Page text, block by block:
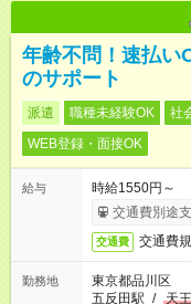
年齢不問！速払い
のサポート
派遣 職種未経験OK 社
WEB登録・面接OK
給与
時給1550円～
交通費別途
交通費 交通費
勤務地
東京都品川区
五反田駅 / 天